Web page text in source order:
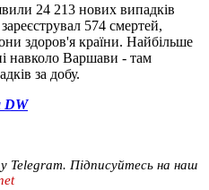
24 213 нових випадків
574 смертей,
здоров'я країни. Найбільше
навколо Варшави - там
за добу.
DW
Telegram. Підписуйтесь на наш